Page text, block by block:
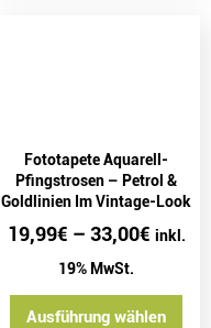
Fototapete Aquarell-
Pfingstrosen – Petrol &
Goldlinien Im Vintage-Look
19,99€ – 33,00€ inkl.
19% MwSt.
Ausführung wählen